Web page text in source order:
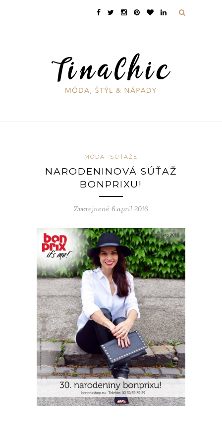
MÓDA SÚŤAŽE
NARODENINOVÁ SÚŤAŽ
BONPRIXU!
Zverejnené 6.apríl 2016